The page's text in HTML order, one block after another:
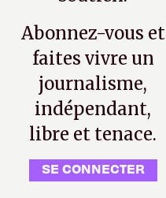
Abonnez-vous et
faites vivre un
journalisme,
indépendant,
libre et tenace.
SE CONNECTER